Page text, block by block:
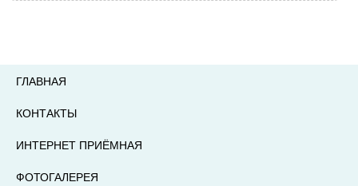
ГЛАВНАЯ
КОНТАКТЫ
ИНТЕРНЕТ ПРИЁМНАЯ
ФОТОГАЛЕРЕЯ